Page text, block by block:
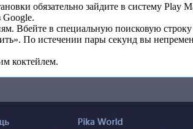
обязательно зайдите в систему Play
Google.
Вбейте в специальную поисковую строку
По истечении пары секунд вы
коктейлем.